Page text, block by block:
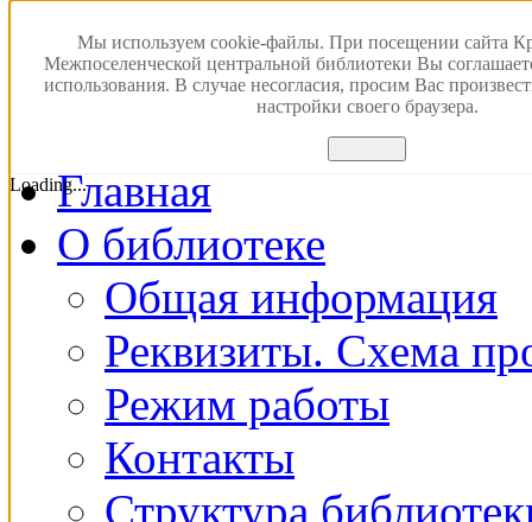
Мы используем cookie-файлы. При посещении сайта
Межпоселенческой центральной библиотеки Вы
использования. В случае несогласия, просим Вас
настройки своего браузера.
Loading...
Версия для
ПОИСК В
Главная
О библиотеке
Общая информация
Реквизиты. Схема
Режим работы
Контакты
Структура